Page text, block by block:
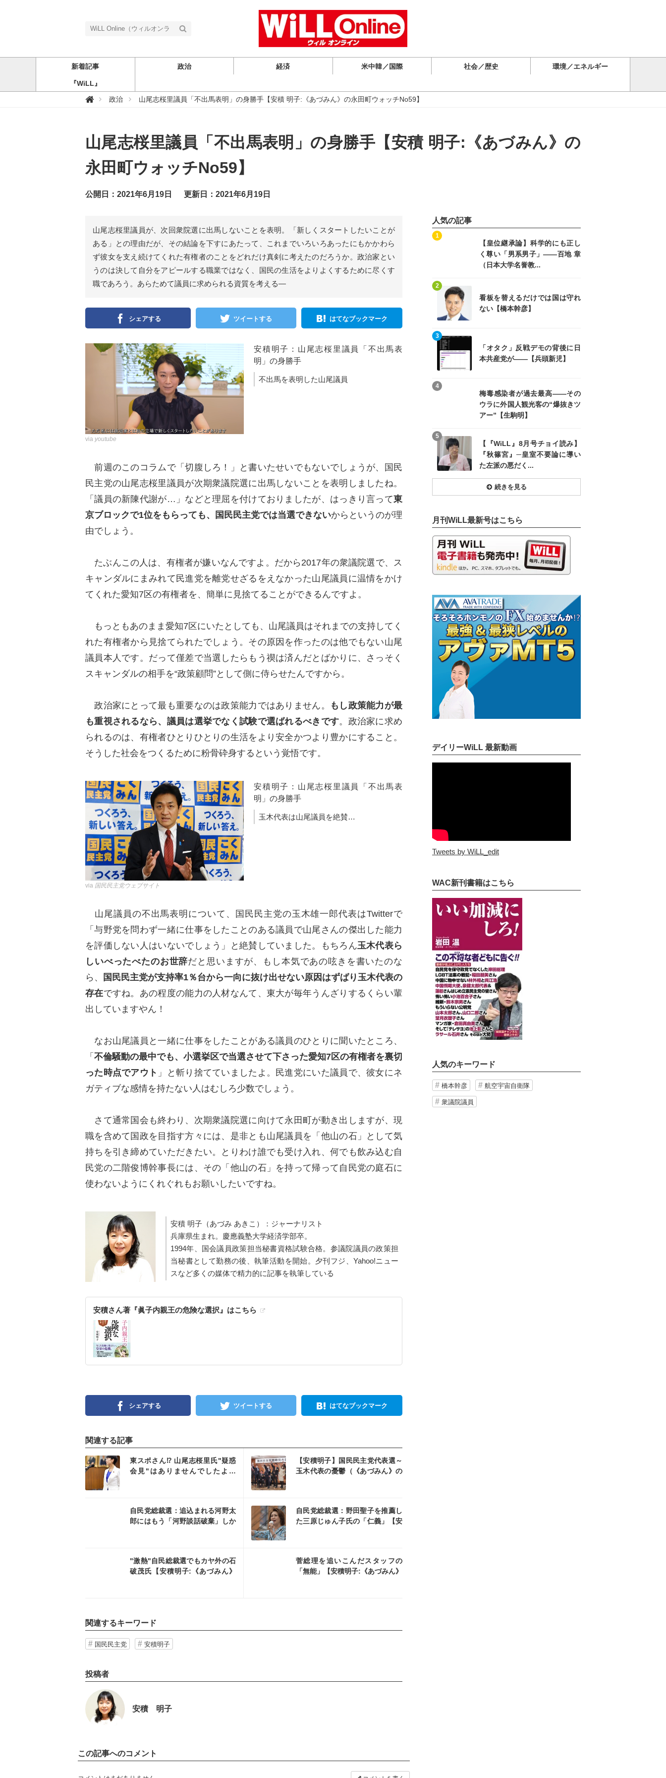
新着記事 政治 経済 米中韓／国際 社会／歴史 環境／エネルギー
『WiLL』
W
n
i
e
（
ウ
ル
オ
）
政治 山尾志桜里議員「不出馬表明」の身勝手【安積 明子:《あづみん》の永田町ウォッチNo59】
山尾志桜里議員「不出馬表明」の身勝手【安積 明子:《あづみん》の
永田町ウォッチNo59】
公開日：2021年6月19日 更新日：2021年6月19日
山尾志桜里議員が、次回衆院選に出馬しないことを表明。「新しくスタートしたいことが
ある」との理由だが、その結論を下すにあたって、これまでいろいろあったにもかかわら
ず彼女を支え続けてくれた有権者のことをどれだけ真剣に考えたのだろうか。政治家とい
うのは決して自分をアピールする職業ではなく、国民の生活をよりよくするために尽くす
職であろう。あらためて議員に求められる資質を考える―
シェアする ツイートする はてなブックマーク
安積明子：山尾志桜里議員「不出馬表
明」の身勝手
不出馬を表明した山尾議員
via youtube
前週のこのコラムで「切腹しろ！」と書いたせいでもないでしょうが、国民
民主党の山尾志桜里議員が次期衆議院選に出馬しないことを表明しましたね。
「議員の新陳代謝が…」などと理屈を付けておりましたが、はっきり言って東
京ブロックで1位をもらっても、国民民主党では当選できないからというのが理
由でしょう。
たぶんこの人は、有権者が嫌いなんですよ。だから2017年の衆議院選で、ス
キャンダルにまみれて民進党を離党せざるをえなかった山尾議員に温情をかけ
てくれた愛知7区の有権者を、簡単に見捨てることができるんですよ。
もっともあのまま愛知7区にいたとしても、山尾議員はそれまでの支持してく
れた有権者から見捨てられたでしょう。その原因を作ったのは他でもない山尾
議員本人です。だって僅差で当選したらもう禊は済んだとばかりに、さっそく
スキャンダルの相手を“政策顧問”として側に侍らせたんですから。
政治家にとって最も重要なのは政策能力ではありません。
もし政策能力が最
も重視されるなら、議員は選挙でなく試験で選ばれるべきです。政治家に求め
られるのは、有権者ひとりひとりの生活をより安全かつより豊かにすること。
そうした社会をつくるために粉骨砕身するという覚悟です。
安積明子：山尾志桜里議員「不出馬表
明」の身勝手
玉木代表は山尾議員を絶賛…
via 国民民主党ウェブサイト
山尾議員の不出馬表明について、国民民主党の玉木雄一郎代表はTwitterで
「与野党を問わず一緒に仕事をしたことのある議員で山尾さんの傑出した能力
を評価しない人はいないでしょう」と絶賛していました。もちろん玉木代表ら
しいべったべたのお世辞だと思いますが、もし本気であの呟きを書いたのな
ら、
国民民主党が支持率1％台から一向に抜け出せない原因はずばり玉木代表の
存在ですね。あの程度の能力の人材なんて、東大が毎年うんざりするくらい輩
出していますやん！
なお山尾議員と一緒に仕事をしたことがある議員のひとりに聞いたところ、
「 不倫騒動の最中でも、小選挙区で当選させて下さった愛知7区の有権者を裏切
った時点でアウ ト 」と斬り捨てていましたよ。民進党にいた議員で、彼女にネ
ガティブな感情を持たない人はむしろ少数でしょう。
さて通常国会も終わり、次期衆議院選に向けて永田町が動き出しますが、現
職を含めて国政を目指す方々には、是非とも山尾議員を「他山の石」として気
持ちを引き締めていただきたい。とりわけ誰でも受け入れ、何でも飲み込む自
民党の二階俊博幹事長には、その「他山の石」を持って帰って自民党の庭石に
使わないようにくれぐれもお願いしたいですね。
安積 明子（あづみ あきこ）：ジャーナリスト
兵庫県生まれ。慶應義塾大学経済学部卒。
1994年、国会議員政策担当秘書資格試験合格。参議院議員の政策担
当秘書として勤務の後、執筆活動を開始。夕刊フジ、Yahoo!ニュー
スなど多くの媒体で精力的に記事を執筆している
安積さん著『眞子内親王の危険な選択』はこちら
シェアする ツイートする はてなブックマーク
関連する記事
東スポさん⁉ 山尾志桜里氏"疑惑
会見"はありませんでしたよ…
【安積明子】国民民主党代表選～
玉木代表の憂鬱（《あづみん》の
記事を読む
自民党総裁選：追込まれる河野太
郎にはもう「河野談話破棄」しか
自民党総裁選：野田聖子を推薦し
た三原じゅん子氏の「仁義」【安
"激熱"自民総裁選でもカヤ外の石
破茂氏【安積明子:《あづみん》
菅総理を追いこんだスタッフの
「無能」【安積明子:《あづみん》
関連するキーワード
国民民主党 安積明子
投稿者
安積 明子
この記事へのコメント
人気の記事
【皇位継承論】科学的にも正し
く尊い「男系男子」――百地 章
（日本大学名誉教...
1
看板を替えるだけでは国は守れ
ない【橋本幹彦】
2
「オタク」反戦デモの背後に日
本共産党が――【兵頭新児】
3
梅毒感染者が過去最高――その
ウラに外国人観光客の“爆抜きツ
アー”【生駒明】
4
【『WiLL』8月号チョイ読み】
『秋篠宮』─皇室不要論に導い
た左派の悪だく...
5
続きを見る
月刊WiLL最新号はこちら
デイリーWiLL 最新動画
Tweets by WiLL_edit
WAC新刊書籍はこちら
人気のキーワード
橋本幹彦 航空宇宙自衛隊
衆議院議員